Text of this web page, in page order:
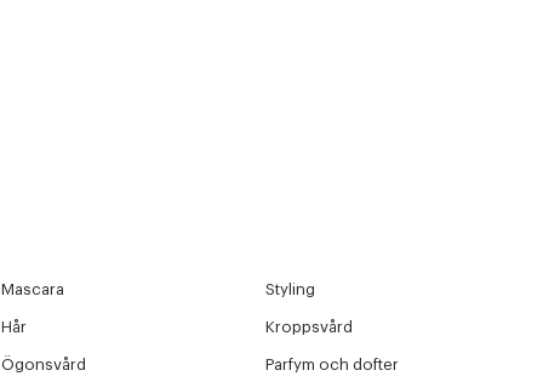
Mascara Styling
Hår Kroppsvård
Ögonsvård Parfym och dofter